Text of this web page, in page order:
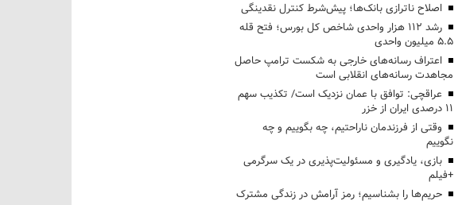
اصلاح ناترازی بانک‌ها؛ پیش‌شرط کنترل نقدینگی
رشد ۱۱۲ هزار واحدی شاخص کل بورس؛ فتح قله
۵.۵ میلیون واحدی
اعتراف رسانه‌های خارجی به شکست ترامپ حاصل
مجاهدت رسانه‌های انقلابی است
عراقچی: توافق با عمان نزدیک است/ تکذیب سهم
۱۱ درصدی ایران از خزر
وقتی از فرزندمان ناراحتیم، چه بگوییم و چه
نگوییم
بازی، یادگیری و مسئولیت‌پذیری در یک سرگرمی
+فیلم
حریم‌ها را بشناسیم؛ رمز آرامش در زندگی مشترک